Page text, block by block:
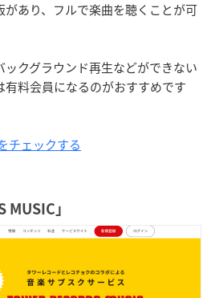
あり、フルで楽曲を聴くことが可
ックグラウンド再生などができない
料会員になるのがおすすめです
チェックする
MUSIC」